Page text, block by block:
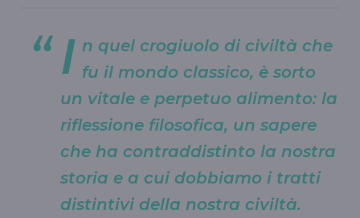
I n quel crogiuolo di civiltà che
fu il mondo classico, è sorto
un vitale e perpetuo alimento: la
riflessione filosofica, un sapere
che ha contraddistinto la nostra
storia e a cui dobbiamo i tratti
distintivi della nostra civiltà.